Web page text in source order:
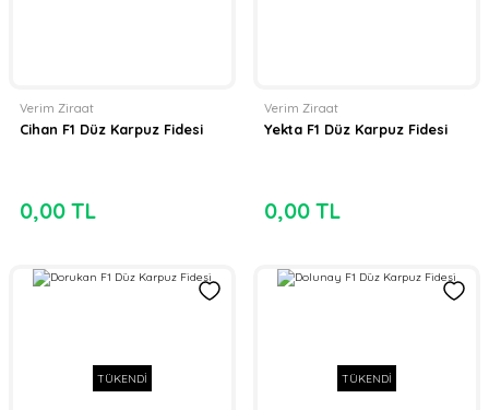
Verim Ziraat
Cihan F1 Düz Karpuz Fidesi
0,00 TL
Verim Ziraat
Yekta F1 Düz Karpuz Fidesi
0,00 TL
TÜKENDİ TÜKENDİ